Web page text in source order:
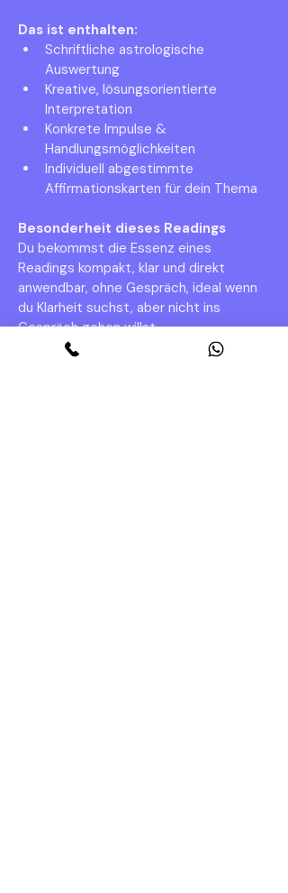
Das ist enthalten:
Schriftliche astrologische
Auswertung
Kreative, lösungsorientierte
Interpretation
Konkrete Impulse &
Handlungsmöglichkeiten
Individuell abgestimmte
Affirmationskarten für dein Thema
Besonderheit dieses Readings
Du bekommst die Essenz eines
Readings kompakt, klar und direkt
anwendbar, ohne Gespräch, ideal wenn
du Klarheit suchst, aber nicht ins
Gespräch gehen willst.